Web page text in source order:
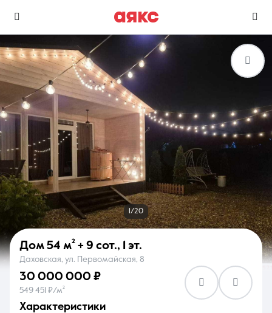
г. Майкоп
Избранное
0 объявлений
Сравнение
0 объявлений
Недвижимость Услуги
О компании
1/20
Дом 54 м² + 9 сот., 1 эт.
Даховская, ул. Первомайская, 8
30 000 000 ₽
549 451 ₽/м²
характеристики